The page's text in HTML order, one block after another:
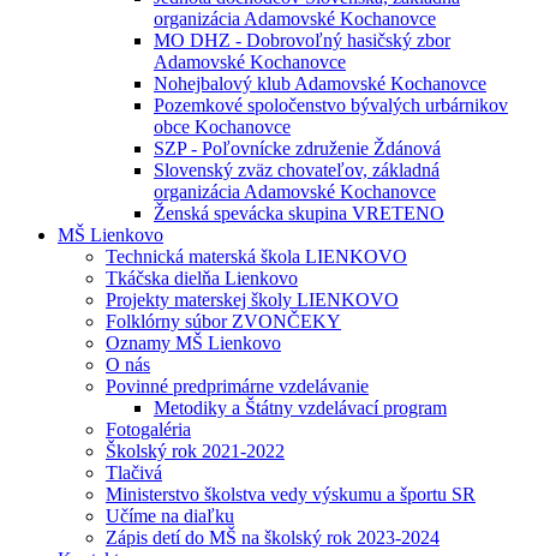
organizácia Adamovské Kochanovce
MO DHZ - Dobrovoľný hasičský zbor
Adamovské Kochanovce
Nohejbalový klub Adamovské Kochanovce
Pozemkové spoločenstvo bývalých urbárnikov
obce Kochanovce
SZP - Poľovnícke združenie Ždánová
Slovenský zväz chovateľov, základná
organizácia Adamovské Kochanovce
Ženská spevácka skupina VRETENO
MŠ Lienkovo
Technická materská škola LIENKOVO
Tkáčska dielňa Lienkovo
Projekty materskej školy LIENKOVO
Folklórny súbor ZVONČEKY
Oznamy MŠ Lienkovo
O nás
Povinné predprimárne vzdelávanie
Metodiky a Štátny vzdelávací program
Fotogaléria
Školský rok 2021-2022
Tlačivá
Ministerstvo školstva vedy výskumu a športu SR
Učíme na diaľku
Zápis detí do MŠ na školský rok 2023-2024